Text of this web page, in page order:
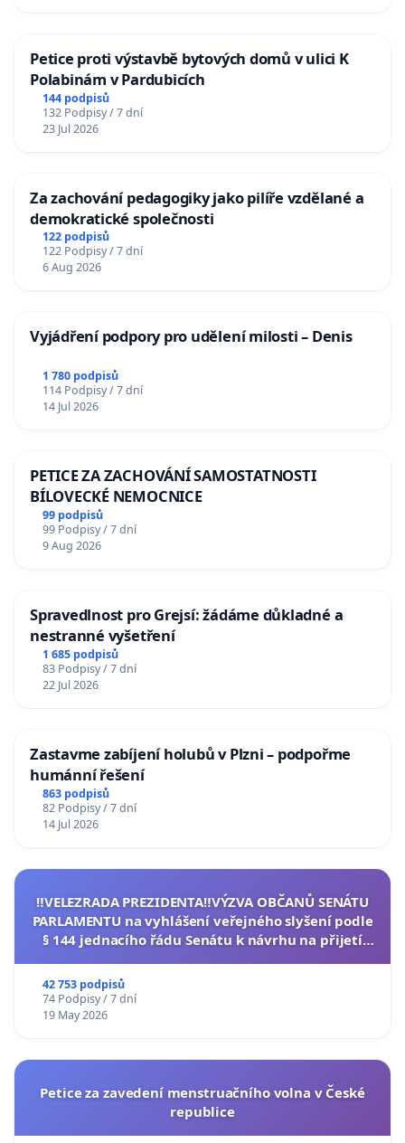
Petice proti výstavbě bytových domů v ulici K
Polabinám v Pardubicích
144 podpisů
132 Podpisy / 7 dní
23 Jul 2026
Za zachování pedagogiky jako pilíře vzdělané a
demokratické společnosti
122 podpisů
122 Podpisy / 7 dní
6 Aug 2026
Vyjádření podpory pro udělení milosti – Denis
1 780 podpisů
114 Podpisy / 7 dní
14 Jul 2026
PETICE ZA ZACHOVÁNÍ SAMOSTATNOSTI
BÍLOVECKÉ NEMOCNICE
99 podpisů
99 Podpisy / 7 dní
9 Aug 2026
Spravedlnost pro Grejsí: žádáme důkladné a
nestranné vyšetření
1 685 podpisů
83 Podpisy / 7 dní
22 Jul 2026
Zastavme zabíjení holubů v Plzni – podpořme
humánní řešení
863 podpisů
82 Podpisy / 7 dní
14 Jul 2026
‼️VELEZRADA PREZIDENTA‼️VÝZVA OBČANŮ SENÁTU
PARLAMENTU na vyhlášení veřejného slyšení podle
§ 144 jednacího řádu Senátu k návrhu na přijetí
42 753 podpisů
74 Podpisy / 7 dní
19 May 2026
Petice za zavedení menstruačního volna v České
republice